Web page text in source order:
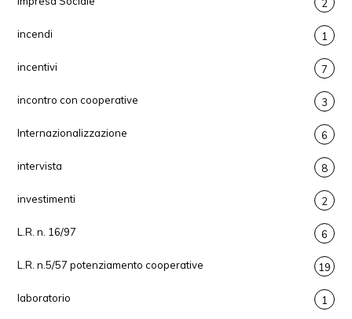
2
incendi 1
incentivi 7
incontro con cooperative 3
Internazionalizzazione 6
intervista 8
investimenti 2
L.R. n. 16/97 6
L.R. n.5/57 potenziamento cooperative 19
laboratorio 1